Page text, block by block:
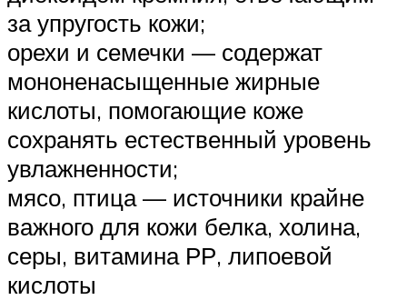
за упругость кожи;
орехи и семечки — содержат
мононенасыщенные жирные
кислоты, помогающие коже
сохранять естественный уровень
увлажненности;
мясо, птица — источники крайне
важного для кожи белка, холина,
серы, витамина РР, липоевой
кислоты